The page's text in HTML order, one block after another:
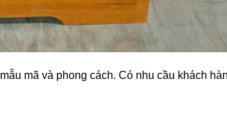
mã và phong cách. Có nhu cầu khách